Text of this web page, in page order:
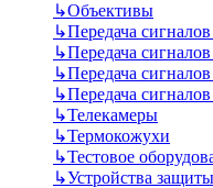
↳Объективы
↳Передача
↳Передача
↳Передача
↳Передача
↳Телекамеры
↳Термокожухи
↳Тестовое
↳Устройства